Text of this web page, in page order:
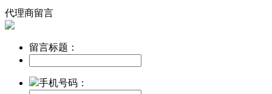
代理商留言
留言标题：
手机号码：